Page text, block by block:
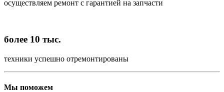
осуществляем ремонт с гарантией на запчасти
более 10 тыс.
техники успешно отремонтированы
Мы поможем